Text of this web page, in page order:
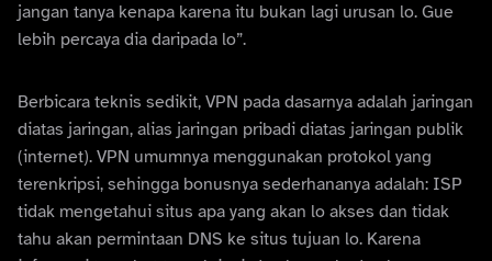
jangan tanya kenapa karena itu bukan lagi urusan lo. Gue
lebih percaya dia daripada lo”.
Berbicara teknis sedikit, VPN pada dasarnya adalah jaringan
diatas jaringan, alias jaringan pribadi diatas jaringan publik
(internet). VPN umumnya menggunakan protokol yang
terenkripsi, sehingga bonusnya sederhananya adalah: ISP
tidak mengetahui situs apa yang akan lo akses dan tidak
tahu akan permintaan DNS ke situs tujuan lo. Karena